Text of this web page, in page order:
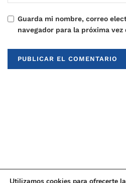
Guarda mi nombre, correo
navegador para la próxima vez